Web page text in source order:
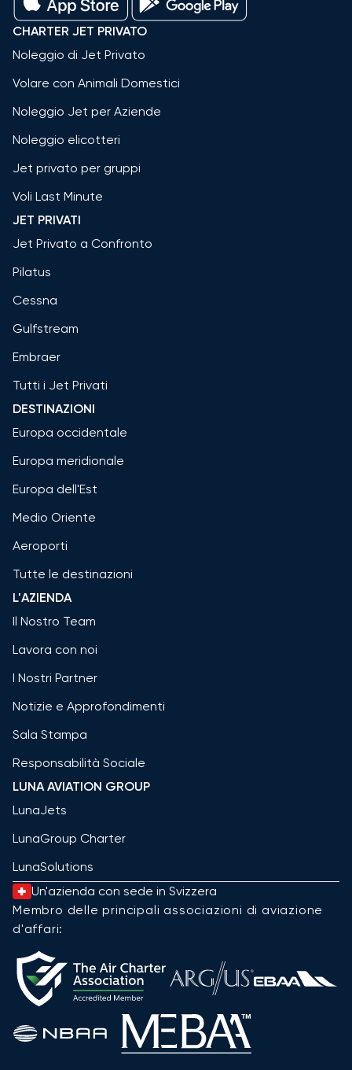
CHARTER JET PRIVATO
Noleggio di Jet Privato
Volare con Animali Domestici
Noleggio Jet per Aziende
Noleggio elicotteri
Jet privato per gruppi
Voli Last Minute
JET PRIVATI
Jet Privato a Confronto
Pilatus
Cessna
Gulfstream
Embraer
Tutti i Jet Privati
DESTINAZIONI
Europa occidentale
Europa meridionale
Europa dell'Est
Medio Oriente
Aeroporti
Tutte le destinazioni
L'AZIENDA
Il Nostro Team
Lavora con noi
I Nostri Partner
Notizie e Approfondimenti
Sala Stampa
Responsabilità Sociale
LUNA AVIATION GROUP
LunaJets
LunaGroup Charter
LunaSolutions
Un'azienda con sede in Svizzera
Membro delle principali associazioni di aviazione
d'affari: